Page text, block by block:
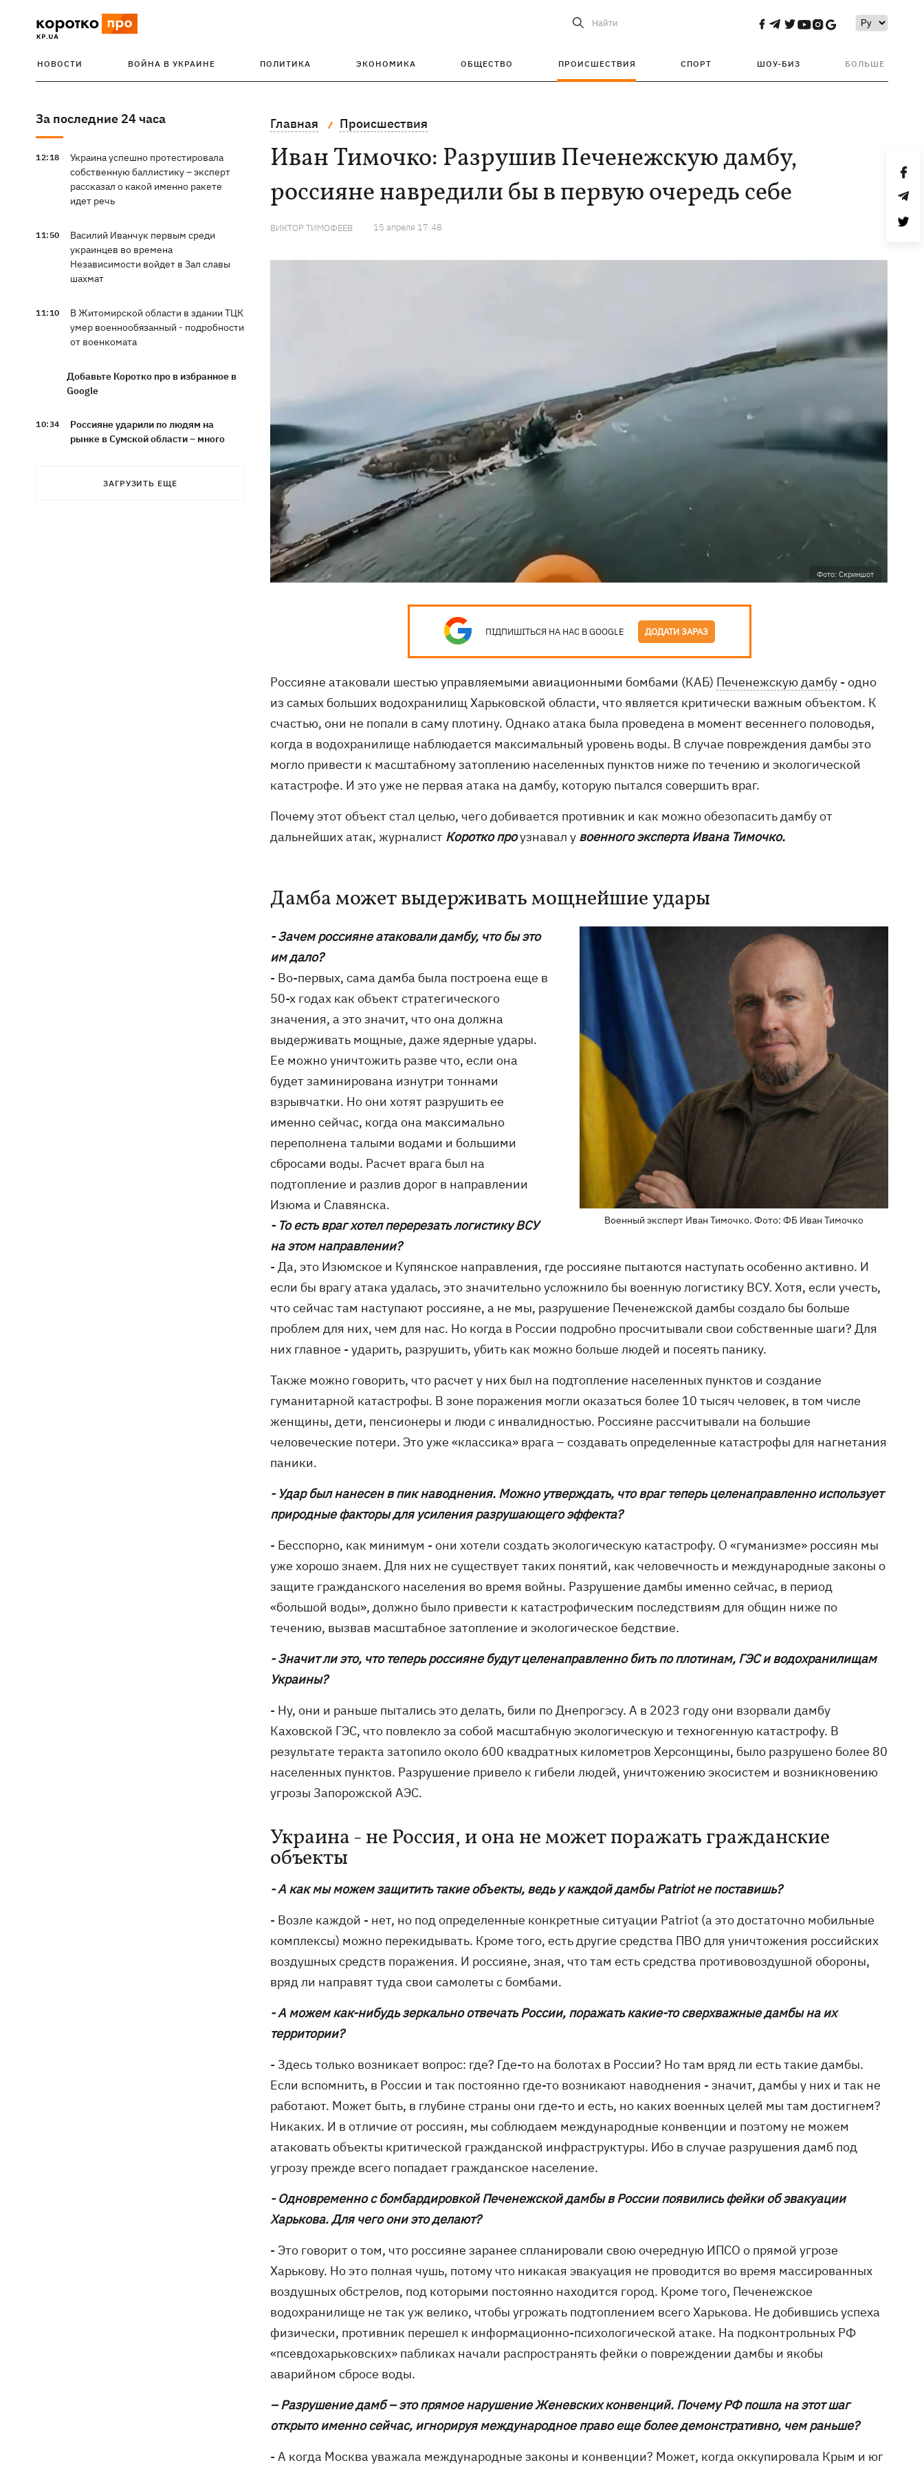
Найти
НОВОСТИ ВОЙНА В УКРАИНЕ ПОЛИТИКА ЭКОНОМИКА ОБЩЕСТВО ПРОИСШЕСТВИЯ СПОРТ ШОУ-БИЗ БОЛЬШЕ
За последние 24 часа
12:18
Украина успешно протестировала
собственную баллистику – эксперт
рассказал о какой именно ракете
идет речь
11:50
Василий Иванчук первым среди
украинцев во времена
Независимости войдет в Зал славы
шахмат
11:10
В Житомирской области в здании ТЦК
умер военнообязанный - подробности
от военкомата
Добавьте Коротко про в избранное в
Google
10:34
Россияне ударили по людям на
рынке в Сумской области – много
На горе Петрос молния ударила в двух
ЗАГРУЗИТЬ ЕЩЕ
Главная Происшествия
Иван Тимочко: Разрушив Печенежскую дамбу,
россияне навредили бы в первую очередь себе
ВИКТОР ТИМОФЕЕВ 15 апреля 17:48
Фото: Скриншот
ПІДПИШІТЬСЯ НА НАС В GOOGLE ДОДАТИ ЗАРАЗ
Россияне атаковали шестью управляемыми авиационными бомбами (КАБ) Печенежскую дамбу - одно
из самых больших водохранилищ Харьковской области, что является критически важным объектом. К
счастью, они не попали в саму плотину. Однако атака была проведена в момент весеннего половодья,
когда в водохранилище наблюдается максимальный уровень воды. В случае повреждения дамбы это
могло привести к масштабному затоплению населенных пунктов ниже по течению и экологической
катастрофе. И это уже не первая атака на дамбу, которую пытался совершить враг.
Почему этот объект стал целью, чего добивается противник и как можно обезопасить дамбу от
дальнейших атак, журналист Коротко проузнавал у военного эксперта Ивана Тимочко.
Дамба может выдерживать мощнейшие удары
Военный эксперт Иван Тимочко. Фото: ФБ Иван Тимочко
- Зачем россияне атаковали дамбу, что бы это
им дало?
- Во-первых, сама дамба была построена еще в
50-х годах как объект стратегического
значения, а это значит, что она должна
выдерживать мощные, даже ядерные удары.
Ее можно уничтожить разве что, если она
будет заминирована изнутри тоннами
взрывчатки. Но они хотят разрушить ее
именно сейчас, когда она максимально
переполнена талыми водами и большими
сбросами воды. Расчет врага был на
подтопление и разлив дорог в направлении
Изюма и Славянска.
- То есть враг хотел перерезать логистику ВСУ
на этом направлении?
- Да, это Изюмское и Купянское направления, где россияне пытаются наступать особенно активно. И
если бы врагу атака удалась, это значительно усложнило бы военную логистику ВСУ. Хотя, если учесть,
что сейчас там наступают россияне, а не мы, разрушение Печенежской дамбы создало бы больше
проблем для них, чем для нас. Но когда в России подробно просчитывали свои собственные шаги? Для
них главное - ударить, разрушить, убить как можно больше людей и посеять панику.
Также можно говорить, что расчет у них был на подтопление населенных пунктов и создание
гуманитарной катастрофы. В зоне поражения могли оказаться более 10 тысяч человек, в том числе
женщины, дети, пенсионеры и люди с инвалидностью. Россияне рассчитывали на большие
человеческие потери. Это уже «классика» врага – создавать определенные катастрофы для нагнетания
паники.
- Удар был нанесен в пик наводнения. Можно утверждать, что враг теперь целенаправленно использует
природные факторы для усиления разрушающего эффекта?
- Бесспорно, как минимум - они хотели создать экологическую катастрофу. О «гуманизме» россиян мы
уже хорошо знаем. Для них не существует таких понятий, как человечность и международные законы о
защите гражданского населения во время войны. Разрушение дамбы именно сейчас, в период
«большой воды», должно было привести к катастрофическим последствиям для общин ниже по
течению, вызвав масштабное затопление и экологическое бедствие.
- Значит ли это, что теперь россияне будут целенаправленно бить по плотинам, ГЭС и водохранилищам
Украины?
- Ну, они и раньше пытались это делать, били по Днепрогэсу. А в 2023 году они взорвали дамбу
Каховской ГЭС, что повлекло за собой масштабную экологическую и техногенную катастрофу. В
результате теракта затопило около 600 квадратных километров Херсонщины, было разрушено более 80
населенных пунктов. Разрушение привело к гибели людей, уничтожению экосистем и возникновению
угрозы Запорожской АЭС.
Украина - не Россия, и она не может поражать гражданские
объекты
- А как мы можем защитить такие объекты, ведь у каждой дамбы Patriot не поставишь?
- Возле каждой - нет, но под определенные конкретные ситуации Patriot (а это достаточно мобильные
комплексы) можно перекидывать. Кроме того, есть другие средства ПВО для уничтожения российских
воздушных средств поражения. И россияне, зная, что там есть средства противовоздушной обороны,
вряд ли направят туда свои самолеты с бомбами.
- А можем как-нибудь зеркально отвечать России, поражать какие-то сверхважные дамбы на их
территории?
- Здесь только возникает вопрос: где? Где-то на болотах в России? Но там вряд ли есть такие дамбы.
Если вспомнить, в России и так постоянно где-то возникают наводнения - значит, дамбы у них и так не
работают. Может быть, в глубине страны они где-то и есть, но каких военных целей мы там достигнем?
Никаких. И в отличие от россиян, мы соблюдаем международные конвенции и поэтому не можем
атаковать объекты критической гражданской инфраструктуры. Ибо в случае разрушения дамб под
угрозу прежде всего попадает гражданское население.
- Одновременно с бомбардировкой Печенежской дамбы в России появились фейки об эвакуации
Харькова. Для чего они это делают?
- Это говорит о том, что россияне заранее спланировали свою очередную ИПСО о прямой угрозе
Харькову. Но это полная чушь, потому что никакая эвакуация не проводится во время массированных
воздушных обстрелов, под которыми постоянно находится город. Кроме того, Печенежское
водохранилище не так уж велико, чтобы угрожать подтоплением всего Харькова. Не добившись успеха
физически, противник перешел к информационно-психологической атаке. На подконтрольных РФ
«псевдохарьковских» пабликах начали распространять фейки о повреждении дамбы и якобы
аварийном сбросе воды.
– Разрушение дамб – это прямое нарушение Женевских конвенций. Почему РФ пошла на этот шаг
открыто именно сейчас, игнорируя международное право еще более демонстративно, чем раньше?
- А когда Москва уважала международные законы и конвенции? Может, когда оккупировала Крым и юг